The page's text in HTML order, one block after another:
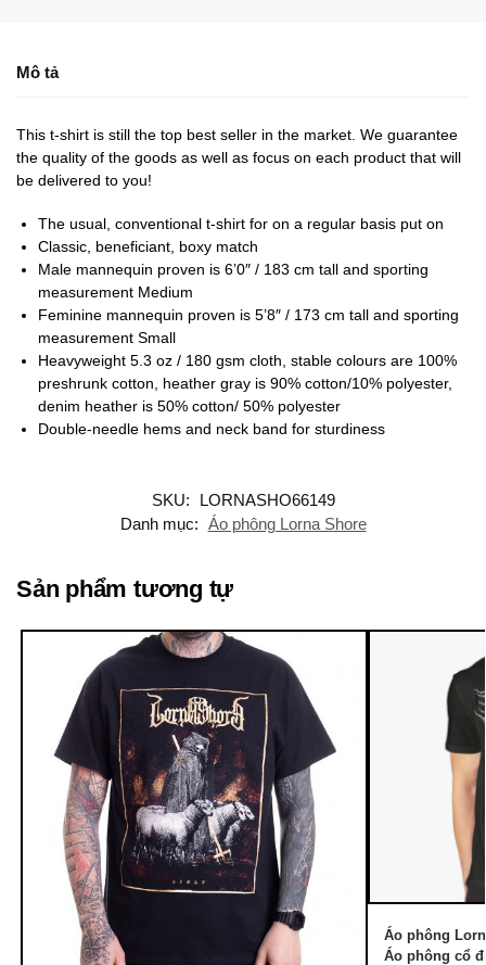
Mô tả
This t-shirt is still the top best seller in the market. We guarantee
the quality of the goods as well as focus on each product that will
be delivered to you!
The usual, conventional t-shirt for on a regular basis put on
Classic, beneficiant, boxy match
Male mannequin proven is 6’0″ / 183 cm tall and sporting
measurement Medium
Feminine mannequin proven is 5’8″ / 173 cm tall and sporting
measurement Small
Heavyweight 5.3 oz / 180 gsm cloth, stable colours are 100%
preshrunk cotton, heather gray is 90% cotton/10% polyester,
denim heather is 50% cotton/ 50% polyester
Double-needle hems and neck band for sturdiness
SKU:
LORNASHO66149
Danh mục: Áo phông Lorna Shore
Sản phẩm tương tự
Áo phông
Áo phông cổ